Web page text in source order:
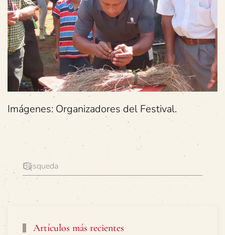
Imágenes: Organizadores del Festival.
Artículos más recientes